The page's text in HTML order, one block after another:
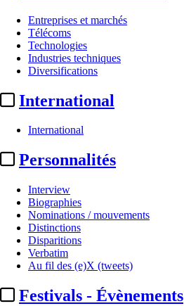
Entreprises et marchés
Télécoms
Technologies
Industries techniques
Diversifications
International
International
Personnalités
Interview
Biographies
Nominations / mouvements
Distinctions
Disparitions
Verbatim
Au fil des (e)X (tweets)
Festivals - Évènements